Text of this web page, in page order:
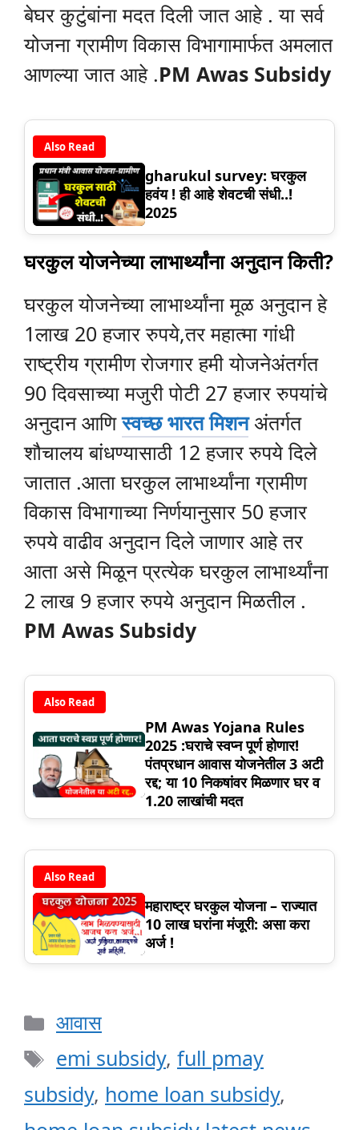
बेघर कुटुंबांना मदत दिली जात आहे . या सर्व
योजना ग्रामीण विकास विभागामार्फत अमलात
आणल्या जात आहे .PM Awas Subsidy
Also Read
gharukul survey: घरकुल
हवंय ! ही आहे शेवटची संधी..!
2025
घरकुल योजनेच्या लाभार्थ्यांना अनुदान किती?
घरकुल योजनेच्या लाभार्थ्यांना मूळ अनुदान हे
1लाख 20 हजार रुपये,तर महात्मा गांधी
राष्ट्रीय ग्रामीण रोजगार हमी योजनेअंतर्गत
90 दिवसाच्या मजुरी पोटी 27 हजार रुपयांचे
अनुदान आणिस्वच्छ भारत मिशन अंतर्गत
शौचालय बांधण्यासाठी 12 हजार रुपये दिले
जातात .आता घरकुल लाभार्थ्यांना ग्रामीण
विकास विभागाच्या निर्णयानुसार 50 हजार
रुपये वाढीव अनुदान दिले जाणार आहे तर
आता असे मिळून प्रत्येक घरकुल लाभार्थ्यांना
2 लाख 9 हजार रुपये अनुदान मिळतील .
PM Awas Subsidy
Also Read
PM Awas Yojana Rules
2025 :घराचे स्वप्न पूर्ण होणार!
पंतप्रधान आवास योजनेतील 3 अटी
रद्द; या 10 निकषांवर मिळणार घर व
1.20 लाखांची मदत
Also Read
महाराष्ट्र घरकुल योजना – राज्यात
10 लाख घरांना मंजूरी: असा करा
अर्ज !
Categories
आवास
Tags
emi subsidy, full pmay
subsidy, home loan subsidy,